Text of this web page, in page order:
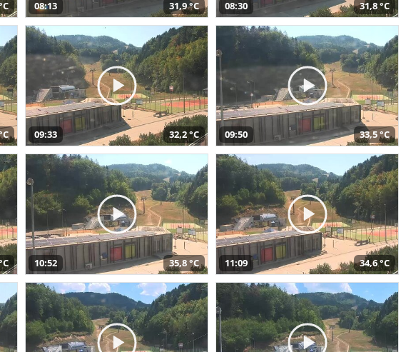
08:13 31,9 °C 08:30 31,8 °C
09:33 32,2 °C 09:50 33,5 °C
10:52 35,8 °C 11:09 34,6 °C